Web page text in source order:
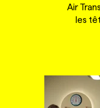
Air
les